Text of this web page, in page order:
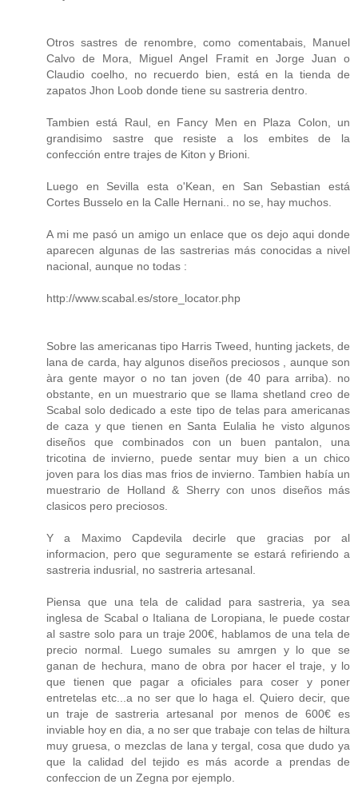
Otros sastres de renombre, como comentabais, Manuel
Calvo de Mora, Miguel Angel Framit en Jorge Juan o
Claudio coelho, no recuerdo bien, está en la tienda de
zapatos Jhon Loob donde tiene su sastreria dentro.
Tambien está Raul, en Fancy Men en Plaza Colon, un
grandisimo sastre que resiste a los embites de la
confección entre trajes de Kiton y Brioni.
Luego en Sevilla esta o'Kean, en San Sebastian está
Cortes Busselo en la Calle Hernani.. no se, hay muchos.
A mi me pasó un amigo un enlace que os dejo aqui donde
aparecen algunas de las sastrerias más conocidas a nivel
nacional, aunque no todas :
http://www.scabal.es/store_locator.php
Sobre las americanas tipo Harris Tweed, hunting jackets, de
lana de carda, hay algunos diseños preciosos , aunque son
àra gente mayor o no tan joven (de 40 para arriba). no
obstante, en un muestrario que se llama shetland creo de
Scabal solo dedicado a este tipo de telas para americanas
de caza y que tienen en Santa Eulalia he visto algunos
diseños que combinados con un buen pantalon, una
tricotina de invierno, puede sentar muy bien a un chico
joven para los dias mas frios de invierno. Tambien había un
muestrario de Holland & Sherry con unos diseños más
clasicos pero preciosos.
Y a Maximo Capdevila decirle que gracias por al
informacion, pero que seguramente se estará refiriendo a
sastreria indusrial, no sastreria artesanal.
Piensa que una tela de calidad para sastreria, ya sea
inglesa de Scabal o Italiana de Loropiana, le puede costar
al sastre solo para un traje 200€, hablamos de una tela de
precio normal. Luego sumales su amrgen y lo que se
ganan de hechura, mano de obra por hacer el traje, y lo
que tienen que pagar a oficiales para coser y poner
entretelas etc...a no ser que lo haga el. Quiero decir, que
un traje de sastreria artesanal por menos de 600€ es
inviable hoy en dia, a no ser que trabaje con telas de hiltura
muy gruesa, o mezclas de lana y tergal, cosa que dudo ya
que la calidad del tejido es más acorde a prendas de
confeccion de un Zegna por ejemplo.